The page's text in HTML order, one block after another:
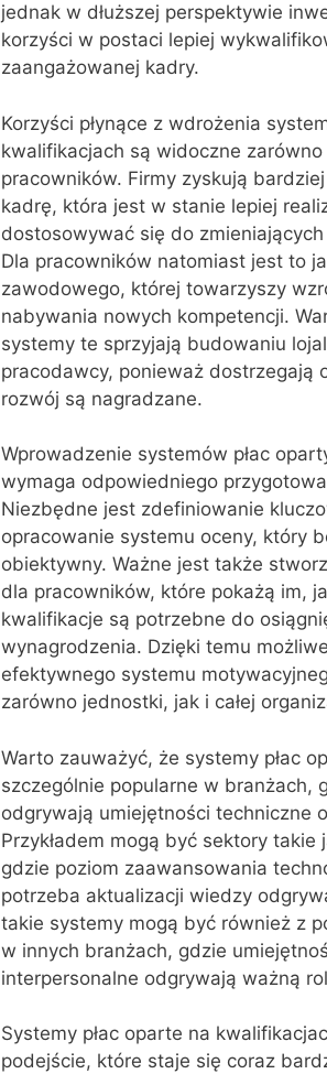
jednak w dłuższej perspektywie
korzyści w postaci lepiej
zaangażowanej kadry.
Korzyści płynące z wdrożenia
kwalifikacjach są widoczne
pracowników. Firmy zyskują
kadrę, która jest w stanie lepiej
dostosowywać się do
Dla pracowników natomiast jest to
zawodowego, której towarzyszy
nabywania nowych kompetencji.
systemy te sprzyjają budowaniu
pracodawcy, ponieważ dostrzegają
rozwój są nagradzane.
Wprowadzenie systemów płac
wymaga odpowiedniego
Niezbędne jest zdefiniowanie
opracowanie systemu oceny, który
obiektywny. Ważne jest także
dla pracowników, które pokażą im,
kwalifikacje są potrzebne do
wynagrodzenia. Dzięki temu
efektywnego systemu
zarówno jednostki, jak i całej
Warto zauważyć, że systemy płac
szczególnie popularne w branżach,
odgrywają umiejętności techniczne
Przykładem mogą być sektory takie
gdzie poziom zaawansowania
potrzeba aktualizacji wiedzy
takie systemy mogą być również z
w innych branżach, gdzie
interpersonalne odgrywają ważną
Systemy płac oparte na
podejście, które staje się coraz